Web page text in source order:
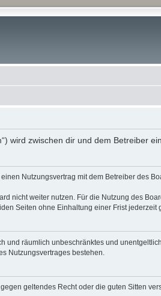
wird zwischen dir und dem Betreiber
Nutzungsvertrag mit dem Betreiber des
nicht weiter nutzen. Für die Nutzung des
Seiten ohne Einhaltung einer Frist jederzeit
und räumlich unbeschränktes und
Nutzungsvertrages bestehen.
geltendes Recht oder die guten Sitten